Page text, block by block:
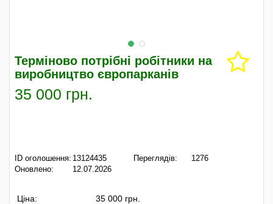
Терміново потрібні робітники на
виробництво європарканів
35 000 грн.
ID оголошення: 13124435
Оновлено:
12.07.2026
Переглядів: 1276
Ціна:
35 000 грн.